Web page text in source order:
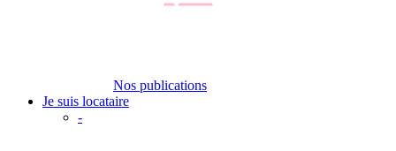
Nos publications
Je suis locataire
-